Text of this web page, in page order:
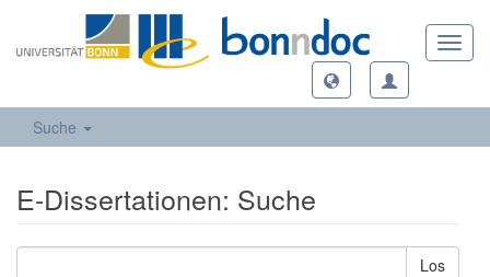
Suche
E-Dissertationen: Suche
Los